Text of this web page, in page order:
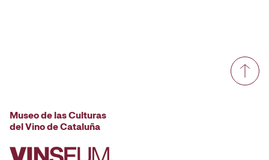
Museo de las Culturas
del Vino de Cataluña